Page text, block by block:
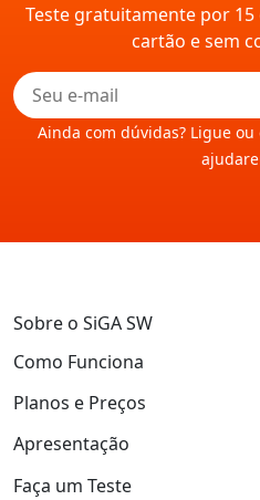
Teste gratuitamente por
cartão e sem
Ainda com dúvidas? Ligue
Sobre o SiGA SW
Como Funciona
Planos e Preços
Apresentação
Faça um Teste